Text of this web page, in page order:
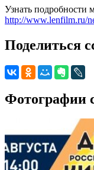
Узнать подробности
http://www.lenfilm.ru/
Поделиться
Фотографии